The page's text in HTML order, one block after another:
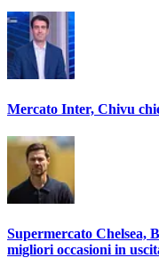
Mercato Inter, Chivu
Supermercato Chelsea,
migliori occasioni in